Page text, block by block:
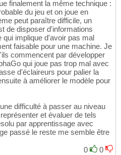
finalement la même technique :
du jeu et on joue en
peut paraître difficile, un
de disposer d'informations
implique d'avoir pas mal
faisable pour une machine. Je
commencent par développer
qui joue pas trop mal avec
d'éclaireurs pour palier la
à améliorer le modèle pour
difficulté à passer au niveau
et évaluer de tels
par apprentissage avec
passé le reste me semble être
0
0